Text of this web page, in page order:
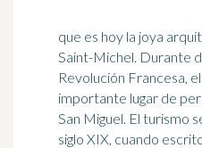
que es hoy la joya
Saint-Michel. Durante
Revolución Francesa,
importante lugar de
San Miguel. El turismo
siglo XIX, cuando